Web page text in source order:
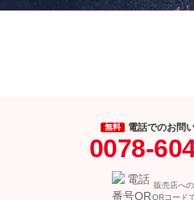
無料 電話でのお問
0078-
販売店へ
QRコード